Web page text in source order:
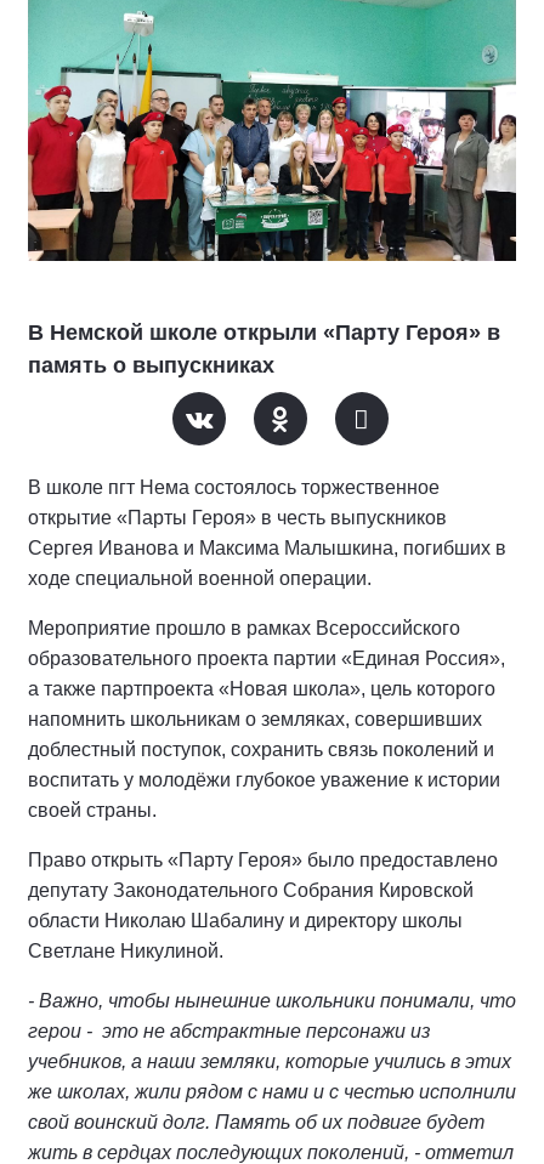
В Немской школе открыли «Парту Героя» в
память о выпускниках
В школе пгт Нема состоялось торжественное
открытие «Парты Героя» в честь выпускников
Сергея Иванова и Максима Малышкина, погибших в
ходе специальной военной операции.
Мероприятие прошло в рамках Всероссийского
образовательного проекта партии «Единая Россия»,
а также партпроекта «Новая школа», цель которого
напомнить школьникам о земляках, совершивших
доблестный поступок, сохранить связь поколений и
воспитать у молодёжи глубокое уважение к истории
своей страны.
Право открыть «Парту Героя» было предоставлено
депутату Законодательного Собрания Кировской
области Николаю Шабалину и директору школы
Светлане Никулиной.
- Важно, чтобы нынешние школьники понимали, что
герои - это не абстрактные персонажи из
учебников, а наши земляки, которые учились в этих
же школах, жили рядом с нами и с честью исполнили
свой воинский долг. Память об их подвиге будет
жить в сердцах последующих поколений, - отметил